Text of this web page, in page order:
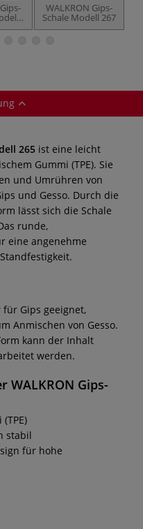
WALKRON Gips-
Schale Modell 267
265 ist eine leicht
Gummi (TPE). Sie
und Umrühren von
und Gesso. Durch die
lässt sich die Schale
runde,
eine angenehme
Gips geeignet,
Anmischen von Gesso.
kann der Inhalt
werden.
WALKRON Gips-
stabil
für hohe